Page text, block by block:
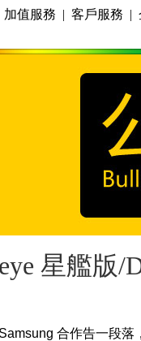
加值服務 | 客戶服務 |
星艦版/
合作告一段落